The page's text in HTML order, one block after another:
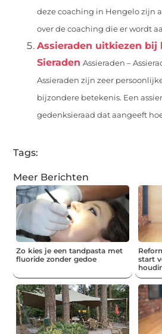
deze coaching in Hengelo zijn
over de coaching die er wordt
Assieraden uitkiezen bij
Sieraden Assieraden –
Assieraden zijn zeer
bijzondere betekenis. Een
gedenksieraad dat aangeeft
Tags:
Meer Berichten
Zo kies je een tandpasta met
fluoride zonder gedoe
start